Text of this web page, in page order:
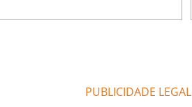
envolvidos na tentativa de
PUBLICIDADE LEGAL